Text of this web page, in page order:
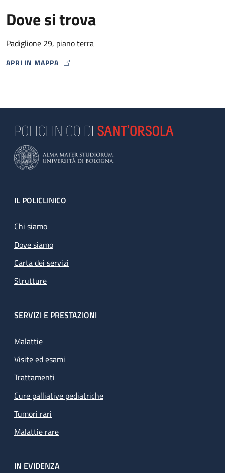
Dove si trova
Padiglione 29, piano terra
APRI IN MAPPA
MAP ICON
Footer
IL POLICLINICO
Chi siamo
Dove siamo
Carta dei servizi
Strutture
SERVIZI E PRESTAZIONI
Malattie
Visite ed esami
Trattamenti
Cure palliative pediatriche
Tumori rari
Malattie rare
IN EVIDENZA